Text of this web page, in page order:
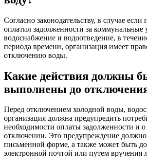
Согласно законодательству, в случае если
оплатил задолженности за коммунальные
водоснабжение и водоотведение, в
периода времени, организация имеет
отключению воды.
Какие действия должны
выполнены до
Перед отключением холодной воды,
организация должна предупредить
необходимости оплаты задолженности и
отключении. Это предупреждение
письменной форме, а также может быть
электронной почтой или путем вручения